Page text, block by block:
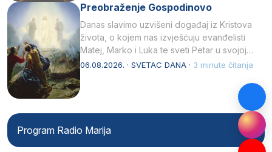
Preobraženje Gospodinovo
Danas slavimo uzvišeni događaj iz Kristova
života, o kojem nas izvješćuju evanđelisti
Matej, Marko i Luka te sveti Petar u svojoj
drugoj…
06.08.2026. · SVETAC DANA · 3 minute čitanja
Program Radio Marija